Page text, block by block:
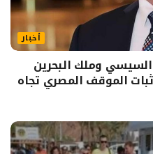
أخبار
وملك البحرين
الموقف المصري تجاه